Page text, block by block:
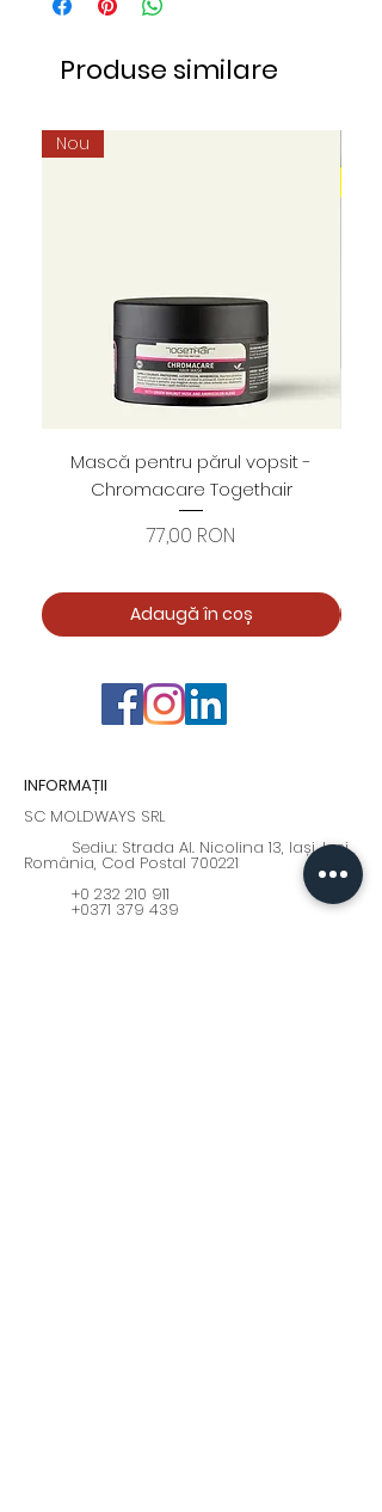
Produse similare
Nou
Mască pentru părul vopsit -
Chromacare Togethair
Preț
77,00 RON
Adaugă în coș
INFORMAȚII
SC MOLDWAYS SRL
Sediu: Strada Al. Nicolina 13, Iași, Iași,
România, Cod Postal 700221
+0 232 210 911
+0371 379 439